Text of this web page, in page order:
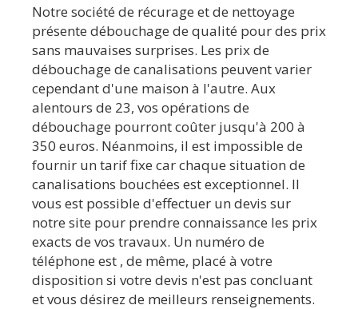
Notre société de récurage et de nettoyage
présente débouchage de qualité pour des prix
sans mauvaises surprises. Les prix de
débouchage de canalisations peuvent varier
cependant d'une maison à l'autre. Aux
alentours de 23, vos opérations de
débouchage pourront coûter jusqu'à 200 à
350 euros. Néanmoins, il est impossible de
fournir un tarif fixe car chaque situation de
canalisations bouchées est exceptionnel. Il
vous est possible d'effectuer un devis sur
notre site pour prendre connaissance les prix
exacts de vos travaux. Un numéro de
téléphone est , de même, placé à votre
disposition si votre devis n'est pas concluant
et vous désirez de meilleurs renseignements.